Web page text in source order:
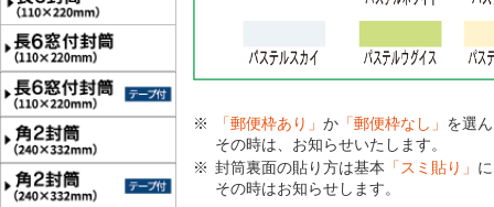
「郵便枠あり」 か 「郵便枠なし」 を選
その時は、お知らせいたします。
封筒裏面の貼り方は基本 「スミ貼り」
その時はお知らせします。